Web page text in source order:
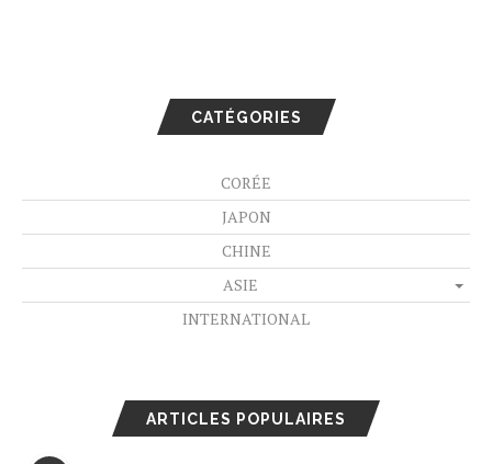
CATÉGORIES
CORÉE
JAPON
CHINE
ASIE
INTERNATIONAL
ARTICLES POPULAIRES